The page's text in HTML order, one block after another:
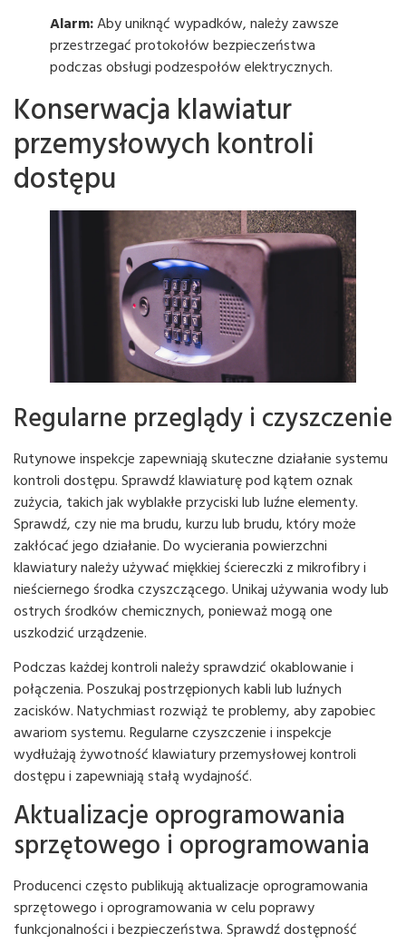
Alarm:Aby uniknąć wypadków, należy zawsze
przestrzegać protokołów bezpieczeństwa
podczas obsługi podzespołów elektrycznych.
Konserwacja klawiatur
przemysłowych kontroli
dostępu
Regularne przeglądy i czyszczenie
Rutynowe inspekcje zapewniają skuteczne działanie systemu
kontroli dostępu. Sprawdź klawiaturę pod kątem oznak
zużycia, takich jak wyblakłe przyciski lub luźne elementy.
Sprawdź, czy nie ma brudu, kurzu lub brudu, który może
zakłócać jego działanie. Do wycierania powierzchni
klawiatury należy używać miękkiej ściereczki z mikrofibry i
nieściernego środka czyszczącego. Unikaj używania wody lub
ostrych środków chemicznych, ponieważ mogą one
uszkodzić urządzenie.
Podczas każdej kontroli należy sprawdzić okablowanie i
połączenia. Poszukaj postrzępionych kabli lub luźnych
zacisków. Natychmiast rozwiąż te problemy, aby zapobiec
awariom systemu. Regularne czyszczenie i inspekcje
wydłużają żywotność klawiatury przemysłowej kontroli
dostępu i zapewniają stałą wydajność.
Aktualizacje oprogramowania
sprzętowego i oprogramowania
Producenci często publikują aktualizacje oprogramowania
sprzętowego i oprogramowania w celu poprawy
funkcjonalności i bezpieczeństwa. Sprawdź dostępność